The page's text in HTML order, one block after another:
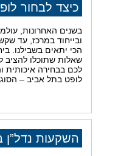
כיצד לבחור
בשנים האחרונות,
ובייחוד במרכז, עד
הכי יתאים בשבילנו.
שאלות שתוכלו להציב
לכם בבחירה איכותית
לופט בתל אביב –
השקעות נדל”ן